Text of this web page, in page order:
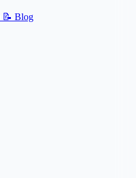
📝 Blog